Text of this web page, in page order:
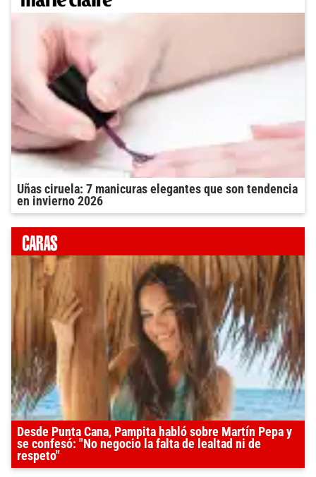
Uñas ciruela: 7 manicuras elegantes que son tendencia
en invierno 2026
Desde Punta Cana, Pampita habló sobre Martín Pepa y
se confesó: "No negocio la falta de lealtad ni de
respeto"